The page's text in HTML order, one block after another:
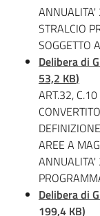
STRALCIO
SOGGETTO
Delibera di
53,2 KB)
ART.32,
AREE A
Delibera di
199,4 KB)